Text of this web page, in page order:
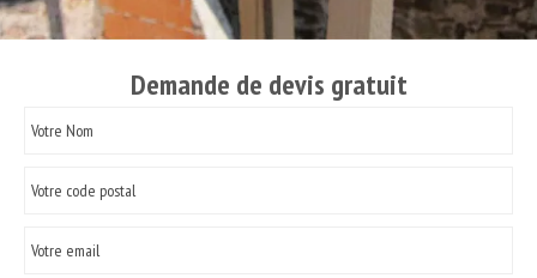
Demande de devis gratuit